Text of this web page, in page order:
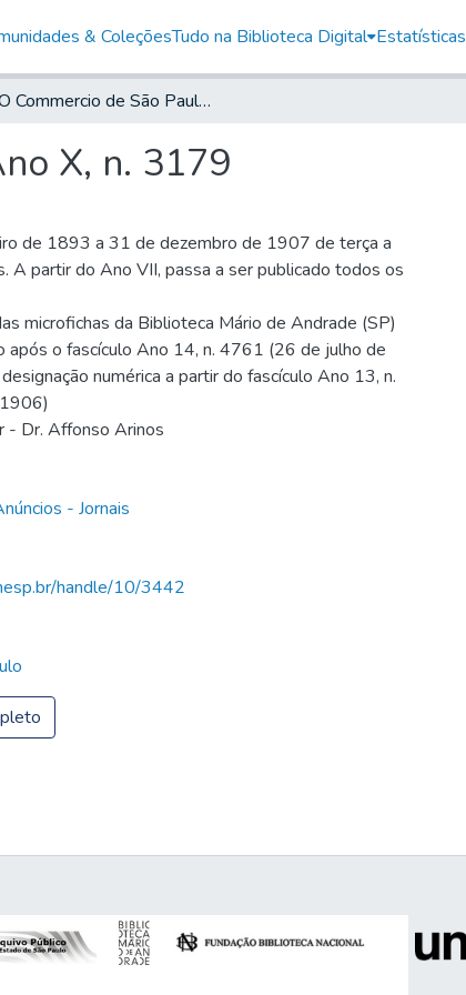
& ColeçõesTudo na Biblioteca Digital Estatísticas
O Commercio de São Paulo, 1903, Ano X, n. 3179
X, n. 3179
de 1893 a 31 de dezembro de 1907 de terça a
A partir do Ano VII, passa a ser publicado todos os
microfichas da Biblioteca Mário de Andrade (SP)
após o fascículo Ano 14, n. 4761 (26 de julho de
numérica a partir do fascículo Ano 13, n.
- Dr. Affonso Arinos
- Jornais
handle/10/3442